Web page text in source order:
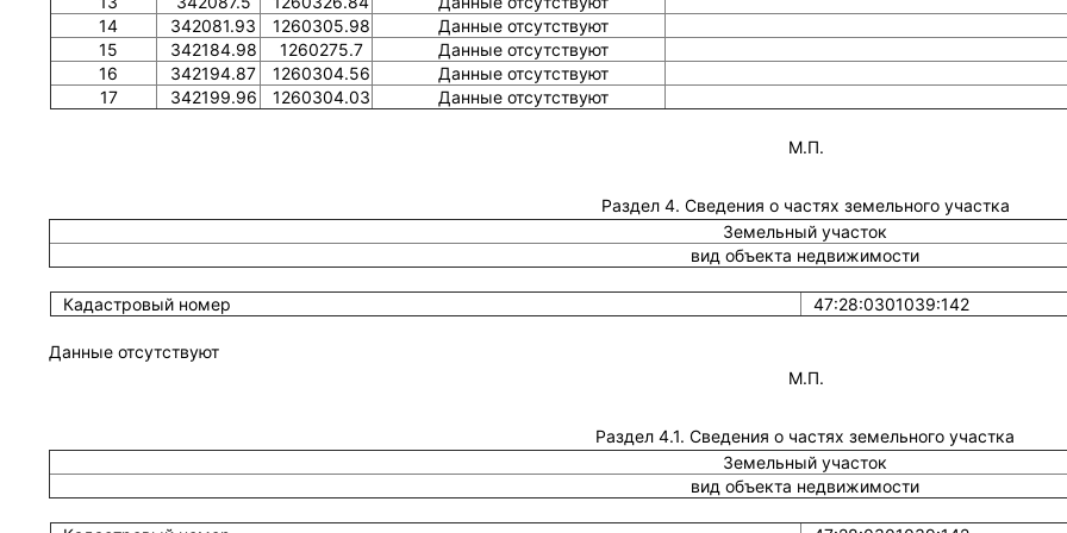
14
342081.93 1260305.98 Данные отсутствуют
15
342184.98 1260275.7 Данные отсутствуют
16
342194.87 1260304.56 Данные отсутствуют
17
342199.96 1260304.03 Данные отсутствуют
М.П.
Раздел 4. Сведения о частях земельного участка
Земельный участок
вид объекта недвижимости
Кадастровый номер 47:28:0301039:142
Данные отсутствуют
М.П.
Раздел 4.1. Сведения о частях земельного участка
Земельный участок
вид объекта недвижимости